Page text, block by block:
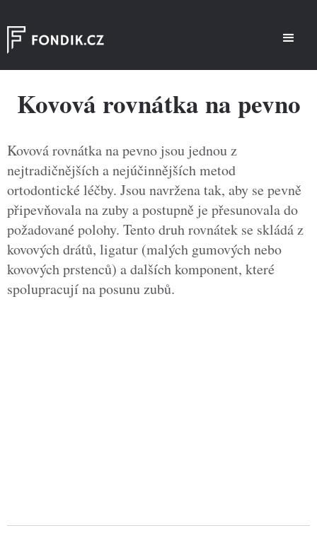
Kovová rovnátka na pevno
Kovová rovnátka na pevno jsou jednou z
nejtradičnějších a nejúčinnějších metod
ortodontické léčby. Jsou navržena tak, aby se pevně
připevňovala na zuby a postupně je přesunovala do
požadované polohy. Tento druh rovnátek se skládá z
kovových drátů, ligatur (malých gumových nebo
kovových prstenců) a dalších komponent, které
spolupracují na posunu zubů.